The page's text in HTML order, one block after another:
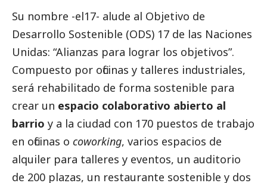
Su nombre -el17- alude al Objetivo de
Desarrollo Sostenible (ODS) 17 de las Naciones
Unidas: “Alianzas para lograr los objetivos”.
Compuesto por oficinas y talleres industriales,
será rehabilitado de forma sostenible para
crear un espacio colaborativo abierto al
barrio y a la ciudad con 170 puestos de trabajo
en oficinas o coworking, varios espacios de
alquiler para talleres y eventos, un auditorio
de 200 plazas, un restaurante sostenible y dos